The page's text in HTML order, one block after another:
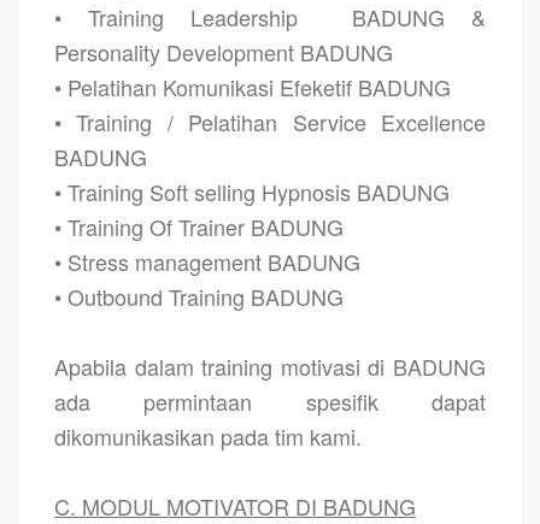
• Training Leadership
BADUNG &
Personality Development BADUNG
• Pelatihan Komunikasi Efeketif BADUNG
• Training / Pelatihan Service Excellence
BADUNG
• Training Soft selling Hypnosis BADUNG
• Training Of Trainer BADUNG
• Stress management BADUNG
• Outbound Training BADUNG
Apabila dalam training motivasi di BADUNG
ada permintaan spesifik dapat
dikomunikasikan pada tim kami.
C. MODUL MOTIVATOR DI BADUNG